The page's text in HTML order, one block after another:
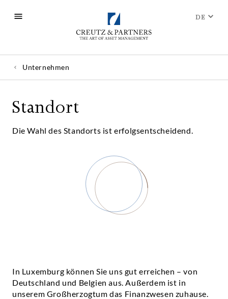
DE
Unternehmen
Standort
Die Wahl des Standorts ist erfolgsentscheidend.
In Luxemburg können Sie uns gut erreichen – von
Deutschland und Belgien aus. Außerdem ist in
unserem Großherzogtum das Finanzwesen zuhause.